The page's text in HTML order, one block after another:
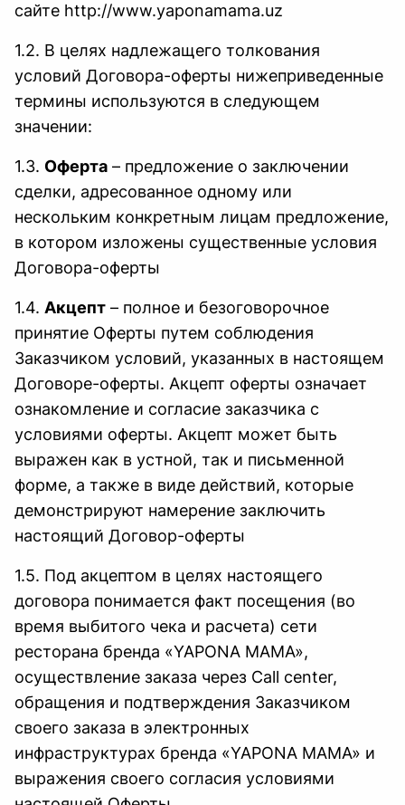
сайте http://www.yaponamama.uz
1.2. В целях надлежащего толкования
условий Договора-оферты нижеприведенные
термины используются в следующем
значении:
1.3. Оферта – предложение о заключении
сделки, адресованное одному или
нескольким конкретным лицам предложение,
в котором изложены существенные условия
Договора-оферты
1.4. Акцепт – полное и безоговорочное
принятие Оферты путем соблюдения
Заказчиком условий, указанных в настоящем
Договоре-оферты. Акцепт оферты означает
ознакомление и согласие заказчика с
условиями оферты. Акцепт может быть
выражен как в устной, так и письменной
форме, а также в виде действий, которые
демонстрируют намерение заключить
настоящий Договор-оферты
1.5. Под акцептом в целях настоящего
договора понимается факт посещения (во
время выбитого чека и расчета) сети
ресторана бренда «YAPONA MAMA»,
осуществление заказа через Сall center,
обращения и подтверждения Заказчиком
своего заказа в электронных
инфраструктурах бренда «YAPONA MAMA» и
выражения своего согласия условиями